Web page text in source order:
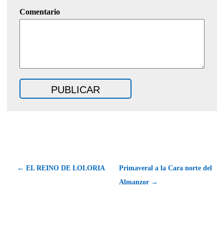
Comentario
← EL REINO DE LOLORIA
Primaveral a la Cara norte del
Almanzor →